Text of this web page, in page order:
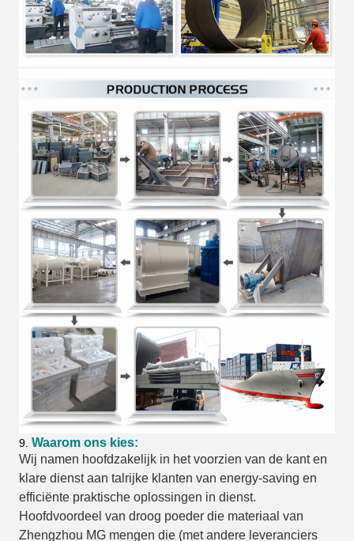
9. Waarom ons kies:
Wij namen hoofdzakelijk in het voorzien van de kant en
klare dienst aan talrijke klanten van energy-saving en
efficiënte praktische oplossingen in dienst.
Hoofdvoordeel van droog poeder die materiaal van
Zhengzhou MG mengen die (met andere leveranciers